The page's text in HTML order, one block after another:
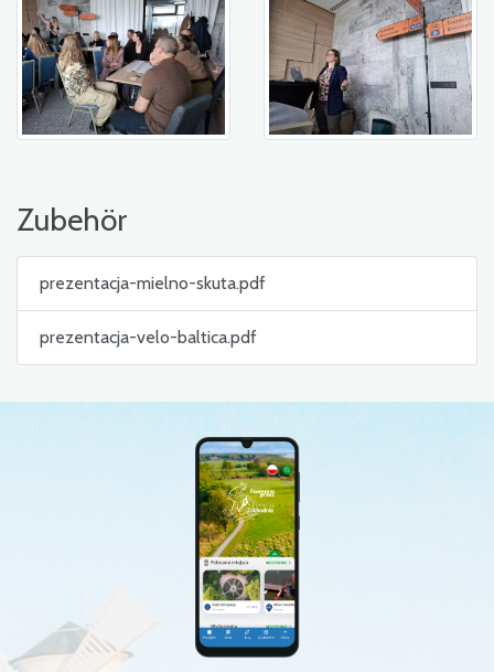
Zubehör
prezentacja-mielno-skuta.pdf
prezentacja-velo-baltica.pdf